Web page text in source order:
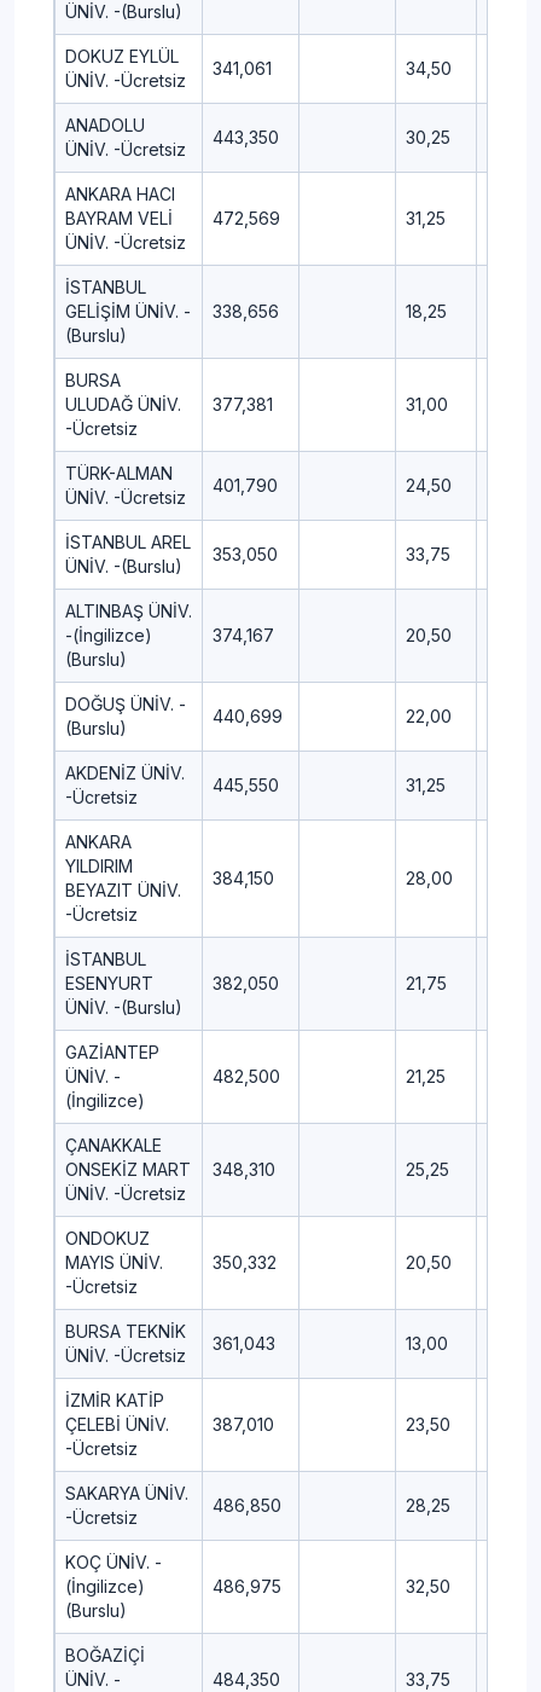
ÜNİV. -(Burslu)
DOKUZ EYLÜL
ÜNİV. -Ücretsiz
341,061 34,50
ANADOLU
ÜNİV. -Ücretsiz
443,350 30,25
ANKARA HACI
BAYRAM VELİ
ÜNİV. -Ücretsiz
472,569 31,25
İSTANBUL
GELİŞİM ÜNİV. -
(Burslu)
338,656 18,25
BURSA
ULUDAĞ ÜNİV.
-Ücretsiz
377,381 31,00
TÜRK-ALMAN
ÜNİV. -Ücretsiz
401,790 24,50
İSTANBUL AREL
ÜNİV. -(Burslu)
353,050 33,75
ALTINBAŞ ÜNİV.
-(İngilizce)
(Burslu)
374,167 20,50
DOĞUŞ ÜNİV. -
(Burslu)
440,699 22,00
AKDENİZ ÜNİV.
-Ücretsiz
445,550 31,25
ANKARA
YILDIRIM
BEYAZIT ÜNİV.
-Ücretsiz
384,150 28,00
İSTANBUL
ESENYURT
ÜNİV. -(Burslu)
382,050 21,75
GAZİANTEP
ÜNİV. -
(İngilizce)
482,500 21,25
ÇANAKKALE
ONSEKİZ MART
ÜNİV. -Ücretsiz
348,310 25,25
ONDOKUZ
MAYIS ÜNİV.
-Ücretsiz
350,332 20,50
BURSA TEKNİK
ÜNİV. -Ücretsiz
361,043 13,00
İZMİR KATİP
ÇELEBİ ÜNİV.
-Ücretsiz
387,010 23,50
SAKARYA ÜNİV.
-Ücretsiz
486,850 28,25
KOÇ ÜNİV. -
(İngilizce)
(Burslu)
486,975 32,50
BOĞAZİÇİ
ÜNİV. -
484,350 33,75